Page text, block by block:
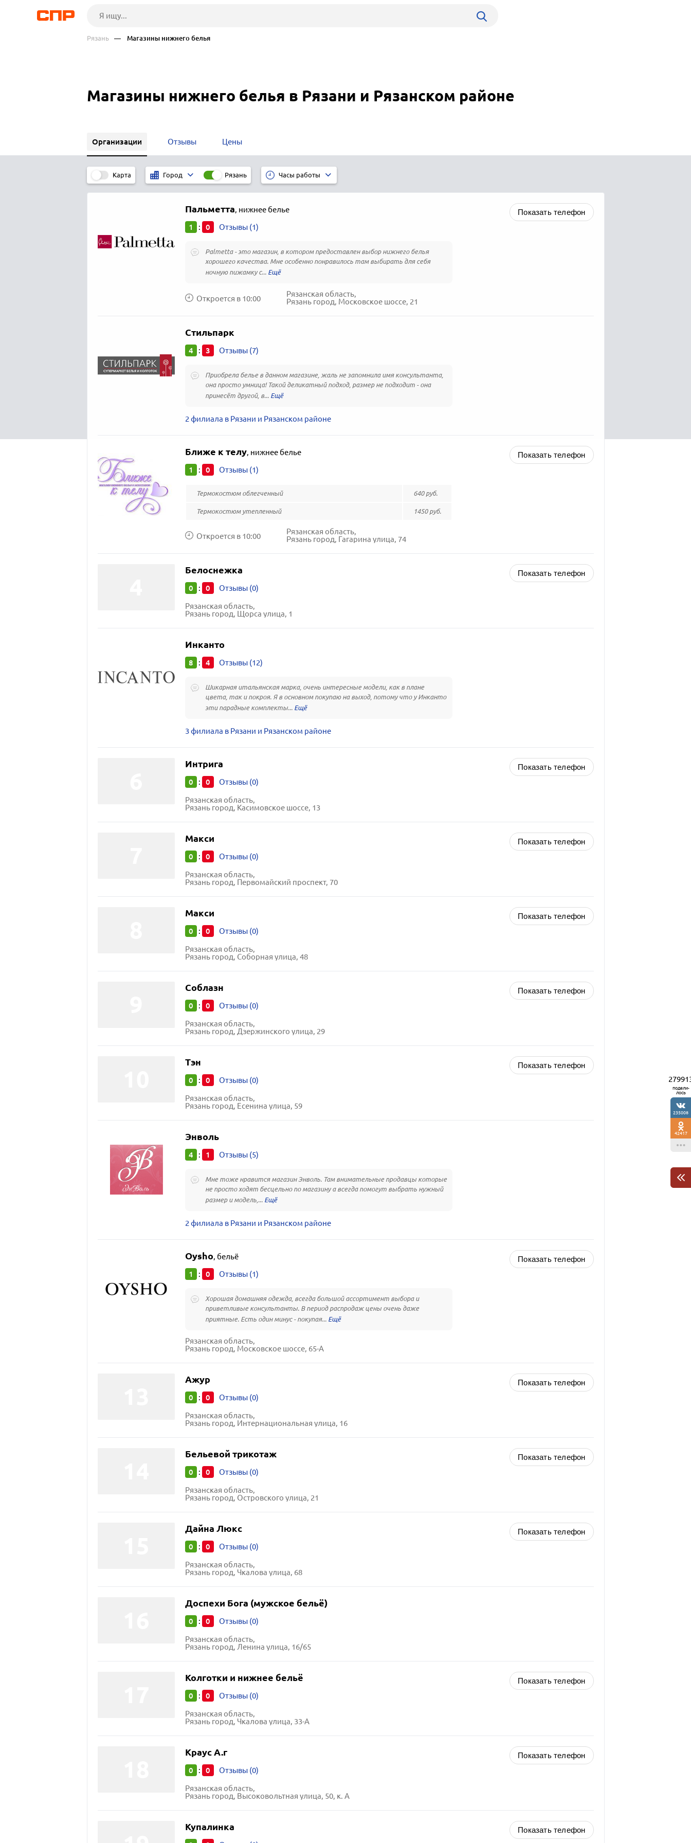
Рязань — Магазины нижнего белья
Магазины нижнего белья в Рязани и Рязанском районе
Организации Отзывы Цены
Карта Город Рязань Часы работы
Пальметта, нижнее белье
1 : 0 Отзывы (1)
Palmetta - это магазин, в котором предоставлен выбор нижнего белья
хорошего качества. Мне особенно понравилось там выбирать для себя
ночную пижамку с...
Откроется в 10:00
Рязанская область,
Рязань город, Московское шоссе, 21
Показать телефон
Стильпарк
4 : 3 Отзывы (7)
Приобрела белье в данном магазине, жаль не запомнила имя консультанта,
она просто умница! Такой деликатный подход, размер не подходит - она
принесёт другой, в...
2 филиала в Рязани и Рязанском районе
Ближе к телу, нижнее белье
1 : 0 Отзывы (1)
Термокостюм облегченный 640 руб.
Термокостюм утепленный 1450 руб.
Откроется в 10:00
Рязанская область,
Рязань город, Гагарина улица, 74
Показать телефон
Белоснежка
0 : 0 Отзывы (0)
Рязанская область,
Рязань город, Щорса улица, 1
Показать телефон
Инканто
8 : 4 Отзывы (12)
Шикарная итальянская марка, очень интересные модели, как в плане
цвета, так и покроя. Я в основном покупаю на выход, потому что у Инканто
эти парадные комплекты...
3 филиала в Рязани и Рязанском районе
Интрига
0 : 0 Отзывы (0)
Рязанская область,
Рязань город, Касимовское шоссе, 13
Показать телефон
Макси
0 : 0 Отзывы (0)
Рязанская область,
Рязань город, Первомайский проспект, 70
Показать телефон
Макси
0 : 0 Отзывы (0)
Рязанская область,
Рязань город, Соборная улица, 48
Показать телефон
Соблазн
0 : 0 Отзывы (0)
Рязанская область,
Рязань город, Дзержинского улица, 29
Показать телефон
Тэн
0 : 0 Отзывы (0)
Рязанская область,
Рязань город, Есенина улица, 59
Показать телефон
Энволь
4 : 1 Отзывы (5)
Мне тоже нравится магазин Энволь. Там внимательные продавцы которые
не просто ходят бесцельно по магазину а всегда помогут выбрать нужный
размер и модель,...
2 филиала в Рязани и Рязанском районе
Oysho, бельё
1 : 0 Отзывы (1)
Хорошая домашняя одежда, всегда большой ассортимент выбора и
приветливые консультанты. В период распродаж цены очень даже
приятные. Есть один минус - покупая...
Рязанская область,
Рязань город, Московское шоссе, 65-А
Показать телефон
Ажур
0 : 0 Отзывы (0)
Рязанская область,
Рязань город, Интернациональная улица, 16
Показать телефон
Бельевой трикотаж
0 : 0 Отзывы (0)
Рязанская область,
Рязань город, Островского улица, 21
Показать телефон
Дайна Люкс
0 : 0 Отзывы (0)
Рязанская область,
Рязань город, Чкалова улица, 68
Показать телефон
Доспехи Бога (мужское бельё)
0 : 0 Отзывы (0)
Рязанская область,
Рязань город, Ленина улица, 16/65
Колготки и нижнее бельё
0 : 0 Отзывы (0)
Рязанская область,
Рязань город, Чкалова улица, 33-А
Показать телефон
Краус А.г
0 : 0 Отзывы (0)
Рязанская область,
Рязань город, Высоковольтная улица, 50, к. А
Показать телефон
Купалинка Показать телефон
подели-
лось
235008
42417